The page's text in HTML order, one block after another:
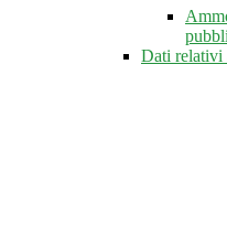
Dati relativi